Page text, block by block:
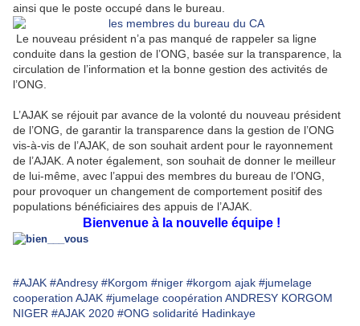
ainsi que le poste occupé dans le bureau.
Le nouveau président n’a pas manqué de rappeler sa ligne
conduite dans la gestion de l’ONG, basée sur la transparence, la
circulation de l’information et la bonne gestion des activités de
l’ONG.
L’AJAK se réjouit par avance de la volonté du nouveau président
de l’ONG, de garantir la transparence dans la gestion de l’ONG
vis-à-vis de l’AJAK, de son souhait ardent pour le rayonnement
de l’AJAK. A noter également, son souhait de donner le meilleur
de lui-même, avec l’appui des membres du bureau de l’ONG,
pour provoquer un changement de comportement positif des
populations bénéficiaires des appuis de l’AJAK.
Bienvenue à la nouvelle équipe !
#AJAK #Andresy #Korgom #niger #korgom ajak #jumelage
cooperation AJAK #jumelage coopération ANDRESY KORGOM
NIGER #AJAK 2020 #ONG solidarité Hadinkaye